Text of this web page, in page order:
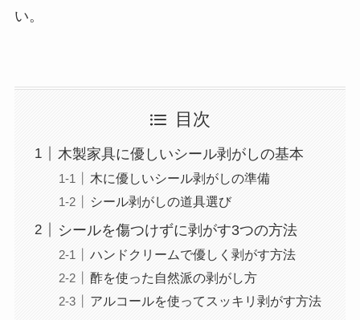
い。
目次
木製家具に優しいシール剥がしの基本
木に優しいシール剥がしの準備
シール剥がしの道具選び
シールを傷つけずに剥がす3つの方法
ハンドクリームで優しく剥がす方法
酢を使った自然派の剥がし方
アルコールを使ってスッキリ剥がす方法